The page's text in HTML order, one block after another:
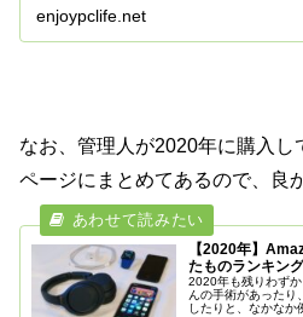
enjoypclife.net
なお、管理人が2020年に購入
ページにまとめてあるので、良
【2020年】
たものランキン
2020年も残りわず
んの手術があったり
したりと、なかなか